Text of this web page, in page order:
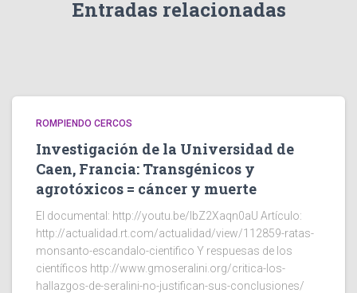
Entradas relacionadas
ROMPIENDO CERCOS
Investigación de la Universidad de
Caen, Francia: Transgénicos y
agrotóxicos = cáncer y muerte
El documental: http://youtu.be/IbZ2Xaqn0aU Artículo:
http://actualidad.rt.com/actualidad/view/112859-ratas-
monsanto-escandalo-cientifico Y respuesas de los
científicos http://www.gmoseralini.org/critica-los-
hallazgos-de-seralini-no-justifican-sus-conclusiones/